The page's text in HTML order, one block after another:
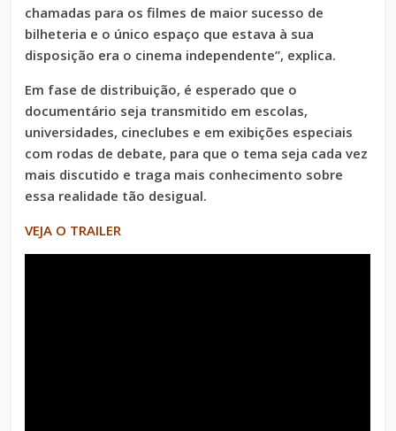
chamadas para os filmes de maior sucesso de
bilheteria e o único espaço que estava à sua
disposição era o cinema independente”, explica.
Em fase de distribuição, é esperado que o
documentário seja transmitido em escolas,
universidades, cineclubes e em exibições especiais
com rodas de debate, para que o tema seja cada vez
mais discutido e traga mais conhecimento sobre
essa realidade tão desigual.
VEJA O TRAILER